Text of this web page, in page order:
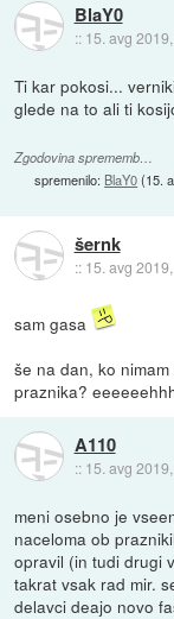
BlaY0
:: 15. avg
Ti kar pokosi...
glede na to ali ti
Zgodovina sprememb…
spremenilo: BlaY0(15.
šernk
:: 15. avg
sam gasa
še na dan, ko
praznika?
A110
:: 15. avg
meni osebno je
naceloma ob
opravil (in tudi drugi
takrat vsak rad mir.
delavci deajo novo